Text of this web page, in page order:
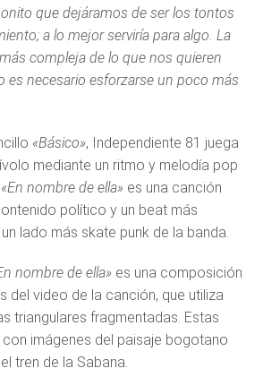
que dejáramos de ser los tontos
a lo mejor serviría para algo. La
compleja de lo que nos quieren
es necesario esforzarse un poco más
«Básico», Independiente 81 juega
mediante un ritmo y melodía pop
«En nombre de ella»es una canción
político y un beat más
lado más skate punk de la banda.
nombre de ella»es una composición
del video de la canción, que utiliza
triangulares fragmentadas. Estas
imágenes del paisaje bogotano
tren de la Sabana.